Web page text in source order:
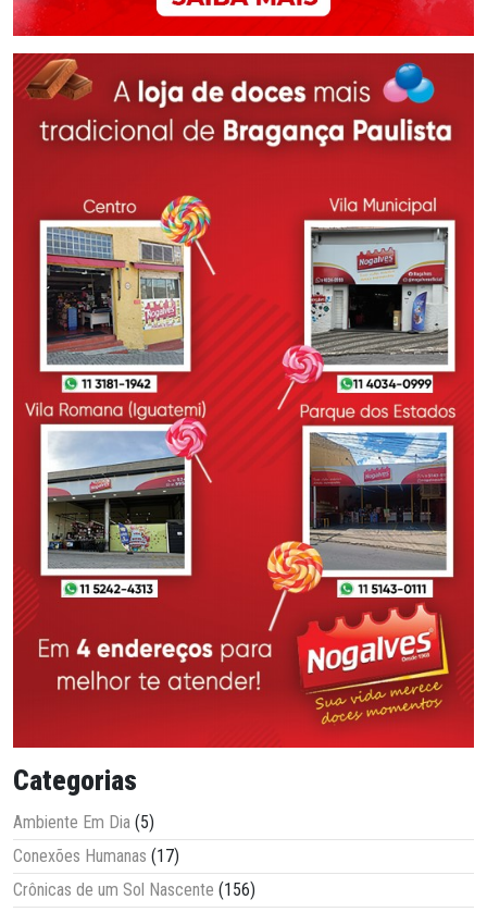
Categorias
Ambiente Em Dia (5)
Conexões Humanas (17)
Crônicas de um Sol Nascente (156)